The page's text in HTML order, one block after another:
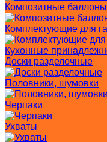
Композитные баллоны
Комплектующие для
Кухонные
Доски разделочные
Половники, шумовки
Черпаки
Ухваты